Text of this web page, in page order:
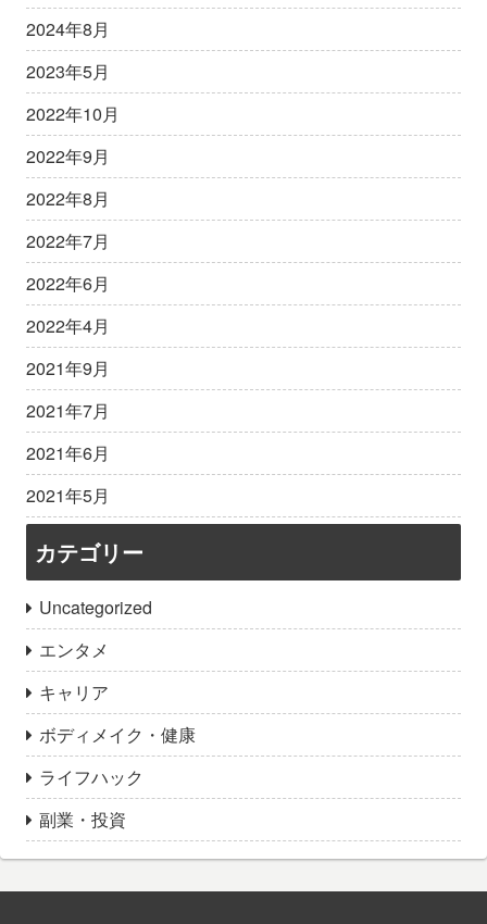
2024年8月
2023年5月
2022年10月
2022年9月
2022年8月
2022年7月
2022年6月
2022年4月
2021年9月
2021年7月
2021年6月
2021年5月
カテゴリー
Uncategorized
エンタメ
キャリア
ボディメイク・健康
ライフハック
副業・投資